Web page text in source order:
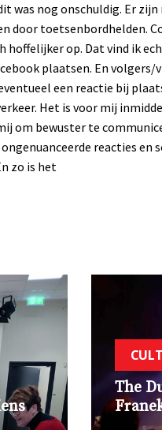
was nog onschuldig. Er zijn
door toetsenbordhelden.
op. Dat vind ik
plaatsen. En volgers/
een reactie bij
Het is voor mij
om bewuster te
reacties en
zo is het
The